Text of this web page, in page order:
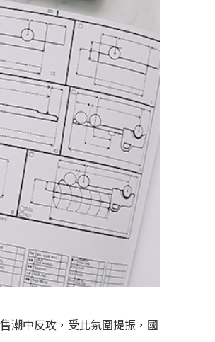
潮中反攻，受此氛圍提振，國